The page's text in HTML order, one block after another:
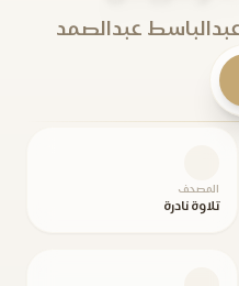
عبدالصمد
المصحف
تلاوة نادرة